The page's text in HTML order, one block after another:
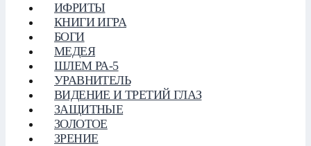
ИФРИТЫ
КНИГИ ИГРА
БОГИ
МЕДЕЯ
ШЛЕМ РА-5
УРАВНИТЕЛЬ
ВИДЕНИЕ И ТРЕТИЙ ГЛАЗ
ЗАЩИТНЫЕ
ЗОЛОТОЕ
ЗРЕНИЕ